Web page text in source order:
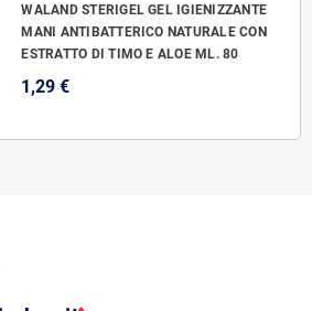
WALAND STERIGEL GEL IGIENIZZANTE
MANI ANTIBATTERICO NATURALE CON
ESTRATTO DI TIMO E ALOE ML. 80
1,29 €